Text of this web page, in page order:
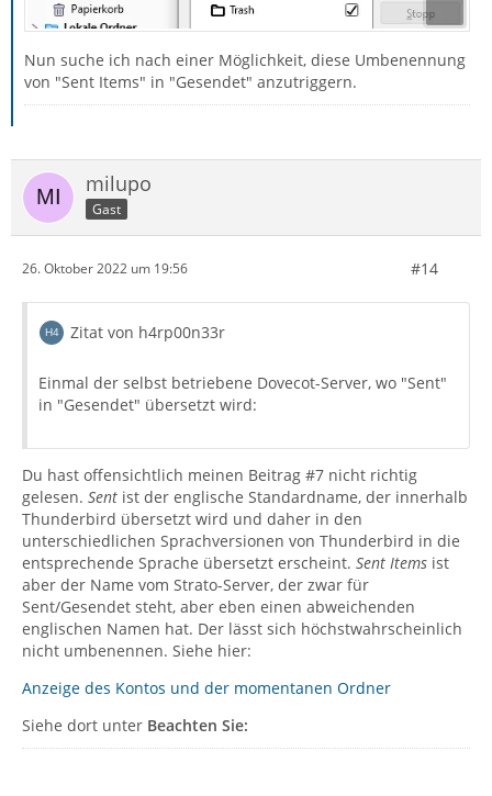
Nun suche ich nach einer Möglichkeit, diese Umbenennung
von "Sent Items" in "Gesendet" anzutriggern.
milupo
Gast
26. Oktober 2022 um 19:56 #14
Zitat von h4rp00n33r
Einmal der selbst betriebene Dovecot-Server, wo "Sent"
in "Gesendet" übersetzt wird:
Du hast offensichtlich meinen Beitrag #7 nicht richtig
gelesen. Sent ist der englische Standardname, der innerhalb
Thunderbird übersetzt wird und daher in den
unterschiedlichen Sprachversionen von Thunderbird in die
entsprechende Sprache übersetzt erscheint. Sent Items ist
aber der Name vom Strato-Server, der zwar für
Sent/Gesendet steht, aber eben einen abweichenden
englischen Namen hat. Der lässt sich höchstwahrscheinlich
nicht umbenennen. Siehe hier:
Anzeige des Kontos und der momentanen Ordner
Siehe dort unter Beachten Sie: